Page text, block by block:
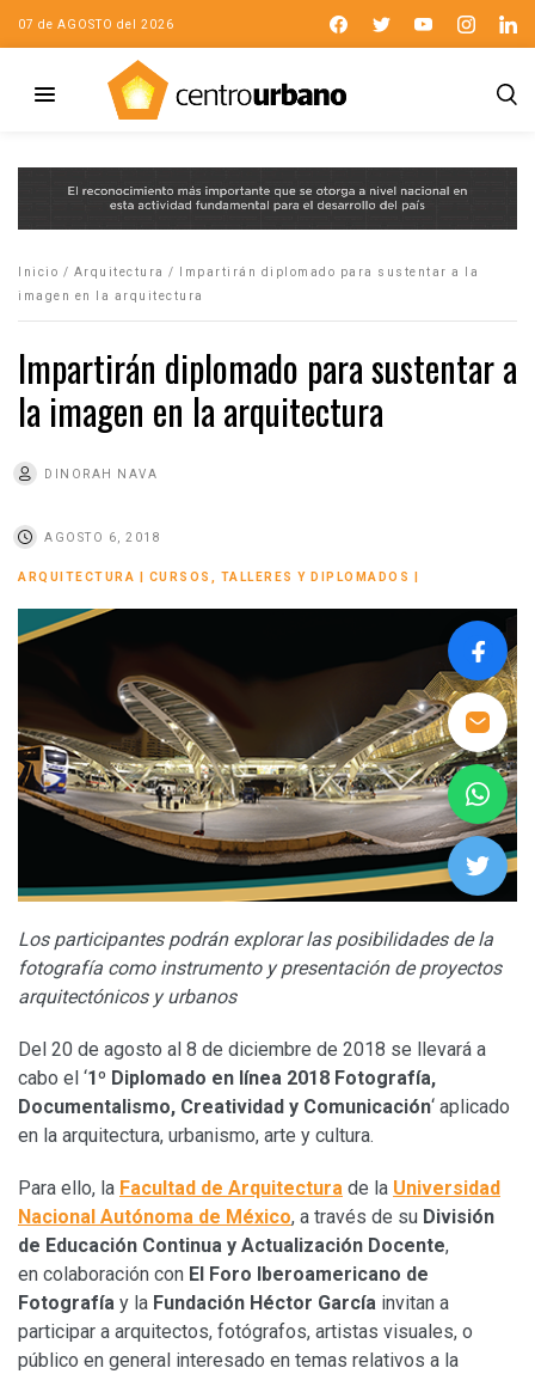
07 de AGOSTO del 2026
Inicio / Arquitectura /
Impartirán diplomado para sustentar a la
imagen en la arquitectura
Impartirán diplomado para sustentar a
la imagen en la arquitectura
DINORAH NAVA
AGOSTO 6, 2018
ARQUITECTURA CURSOS, TALLERES Y DIPLOMADOS
Los participantes podrán explorar las posibilidades de la
fotografía como instrumento y presentación de proyectos
arquitectónicos y urbanos
Del 20 de agosto al 8 de diciembre de 2018 se llevará a
cabo el ‘1º Diplomado en línea 2018 Fotografía,
Documentalismo, Creatividad y Comunicación‘ aplicado
en la arquitectura, urbanismo, arte y cultura.
Para ello, la Facultad de Arquitectura de la Universidad
Nacional Autónoma de México, a través de su División
de Educación Continua y Actualización Docente,
en colaboración con El Foro Iberoamericano de
Fotografía y la Fundación Héctor García invitan a
participar a arquitectos, fotógrafos, artistas visuales, o
público en general interesado en temas relativos a la